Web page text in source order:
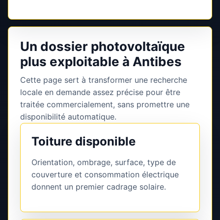
Un dossier photovoltaïque
plus exploitable à Antibes
Cette page sert à transformer une recherche
locale en demande assez précise pour être
traitée commercialement, sans promettre une
disponibilité automatique.
Toiture disponible
Orientation, ombrage, surface, type de
couverture et consommation électrique
donnent un premier cadrage solaire.